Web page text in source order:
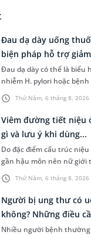
Thứ Năm, 6 tháng 8, 2026
Đau dạ dày uống
biện pháp hỗ trợ
Đau dạ dày có thể là biểu
nhiễm H. pylori hoặc
khác. Dựa theo nguyên
cân nhắc chỉ định p...
Thứ Năm, 6 tháng 8, 2026
Viêm đường tiết niệu
gì và lưu ý khi dùng...
Do đặc điểm cấu trúc
gần hậu môn nên nữ giới
đường tiết niệu hơn nam
nhân, mức độ nhiễm trùng
Người bị ung thư có
không? Những điều
Nhiều người bệnh